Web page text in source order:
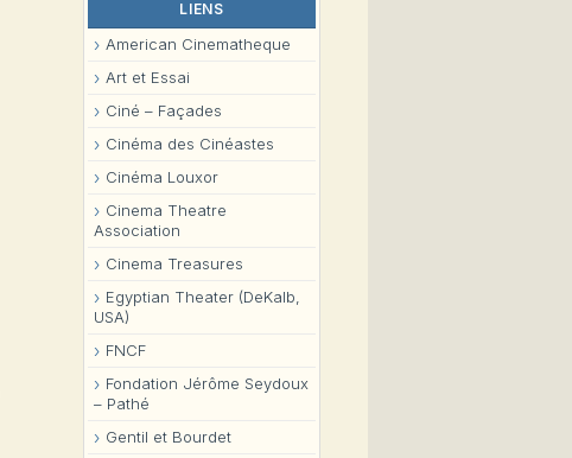
LIENS
American Cinematheque
Art et Essai
Ciné – Façades
Cinéma des Cinéastes
Cinéma Louxor
Cinema Theatre
Association
Cinema Treasures
Egyptian Theater (DeKalb,
USA)
FNCF
Fondation Jérôme Seydoux
– Pathé
Gentil et Bourdet